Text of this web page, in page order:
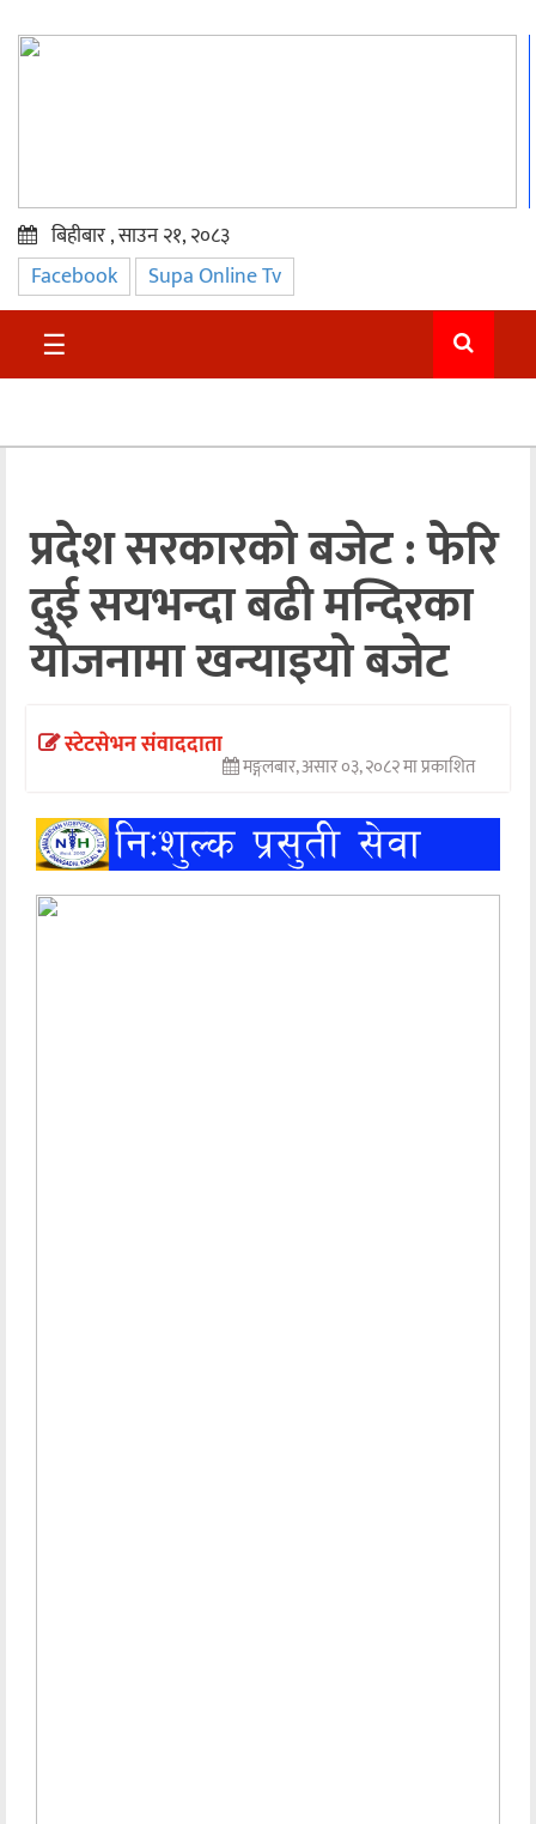
प्रमुख
समाचार
सुदुर
अन्तराष्ट्रिय
अन्तर्वार्ता
अर्थ
खेलकुद
मनोरञ्जन
बिहीबार , साउन २१, २०८३
Facebook Supa Online Tv
☰
प्रदेश सरकारको बजेट : फेरि
दुई सयभन्दा बढी मन्दिरका
योजनामा खन्याइयो बजेट
स्टेटसेभन संवाददाता
मङ्गलबार, असार ०३, २०८२ मा प्रकाशित